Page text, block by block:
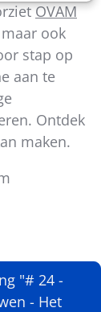
OVAM
ook
stap op
aan te
Ontdek
maken.
"# 24 -
- Het